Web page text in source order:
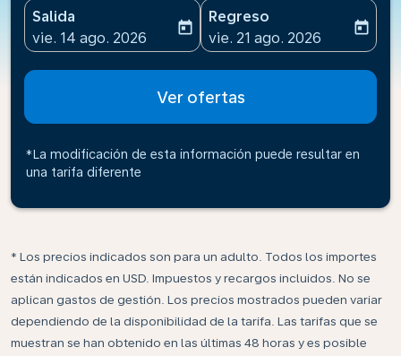
Salida
fc-booking-departure-date-aria-label
vie. 14 ago. 2026
today
Regreso
fc-booking-return-date-
vie. 21 ago. 2026
today
Ver ofertas
*La modificación de esta información puede resultar en
una tarifa diferente
* Los precios indicados son para un adulto. Todos los importes
están indicados en USD. Impuestos y recargos incluidos. No se
aplican gastos de gestión. Los precios mostrados pueden variar
dependiendo de la disponibilidad de la tarifa. Las tarifas que se
muestran se han obtenido en las últimas 48 horas y es posible